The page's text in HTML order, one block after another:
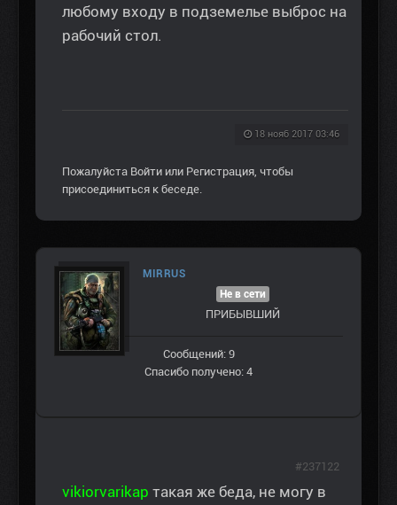
любому входу в подземелье выброс на
рабочий стол.
18 нояб 2017 03:46
Пожалуйста Войти или Регистрация , чтобы
присоединиться к беседе.
MIRRUS
Не в сети
ПРИБЫВШИЙ
Сообщений: 9
Спасибо получено: 4
vikiorvarikap такая же беда, не могу в
#237122